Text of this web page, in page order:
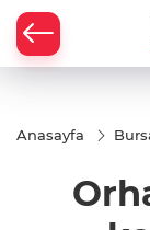
Anasayfa